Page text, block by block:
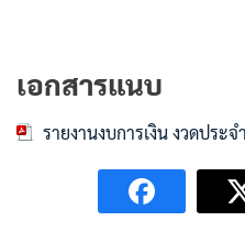
เอกสารแนบ
รายงานงบการเงิน งวดประ